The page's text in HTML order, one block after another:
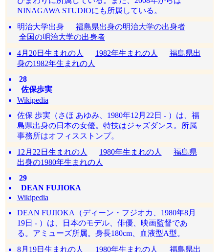
NINAGAWA STUDIOにも所属している。
明治大学出身 福島県出身の明治大学の出身者
全国の明治大学の出身者
4月20日生まれの人
1982年生まれの人
福島県出
身の1982年生まれの人
28
佐保歩実
Wikipedia
佐保 歩実（さほ あゆみ、1980年12月22日 - ）は、福
島県出身の日本の女優。特技はジャズダンス。所属
事務所はオフィスストンプ。
12月22日生まれの人
1980年生まれの人
福島県
出身の1980年生まれの人
29
DEAN FUJIOKA
Wikipedia
DEAN FUJIOKA（ディーン・フジオカ、1980年8月
19日 - ）は、日本のモデル、俳優、映画監督であ
る。アミューズ所属。身長180cm、血液型A型。
8月19日生まれの人
1980年生まれの人 福島県出